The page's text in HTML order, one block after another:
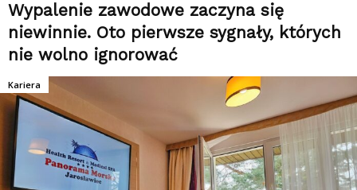
Wypalenie zawodowe zaczyna się
niewinnie. Oto pierwsze sygnały, których
nie wolno ignorować
Kariera